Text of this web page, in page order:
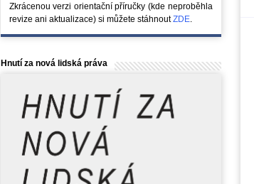
Zkrácenou verzi orientační příručky (kde neproběhla
revize ani aktualizace) si můžete stáhnoutZDE.
Hnutí za nová lidská práva